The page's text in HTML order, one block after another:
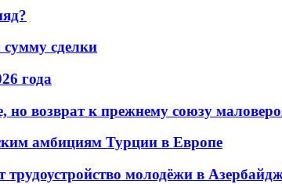
сумму сделки
года
возврат к прежнему союзу
амбициям Турции в Европе
молодёжи в